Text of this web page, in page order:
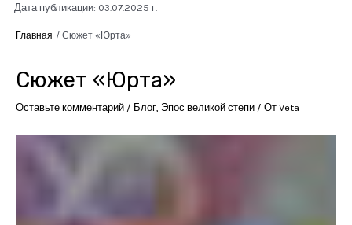
Дата публикации: 03.07.2025 г.
Главная Сюжет «Юрта»
Сюжет «Юрта»
Оставьте комментарий / Блог Эпос великой степи / От Veta